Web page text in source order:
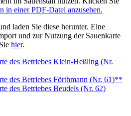
in einer PDF-Datei anzusehen.
laden Sie diese herunter. Eine
und zur Nutzung der Sauenkarte
hier.
des Betriebes Klein-Heßling (Nr.
des Betriebes Förthmann (Nr. 61)**
des Betriebes Beudels (Nr. 62)